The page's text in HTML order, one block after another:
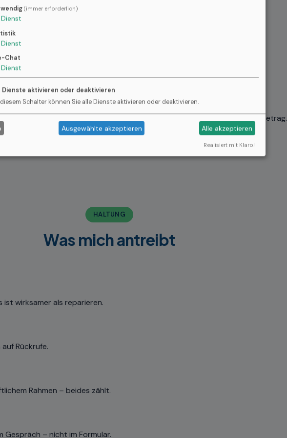
§37.3 und § 45 SGB XI.
Spiritualität.
im Alltag in Niedersachsen – direkte Abrechnung über Entlastungsbetrag.
HALTUNG
Was mich antreibt
wirksamer als reparieren.
Rückrufe.
Rahmen – beides zählt.
Gespräch – nicht im Formular.
(immer erforderlich)
Dienst
Dienst
Chat
Dienst
Dienste aktivieren oder deaktivieren
Schalter können Sie alle Dienste aktivieren oder deaktivieren.
Ausgewählte akzeptieren Alle akzeptieren
Realisiert mit Klaro!